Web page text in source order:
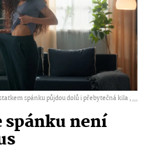
spánku půjdou dolů i přebytečná kila ,...
není